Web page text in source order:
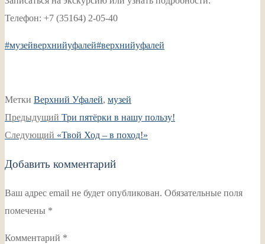
Телефон: +7 (35164) 2-05-40
#музейверхнийуфалей#верхнийуфалей
Метки Верхний Уфалей, музей
Навигация
по
Предыдущий Предыдущая
запись:
Три пятёрки в нашу пользу!
Следующий Следующая
«Твой Ход – в поход!»
Добавить комментарий
Ваш адрес email не будет опубликован. Обязательные поля
помечены *
Комментарий *